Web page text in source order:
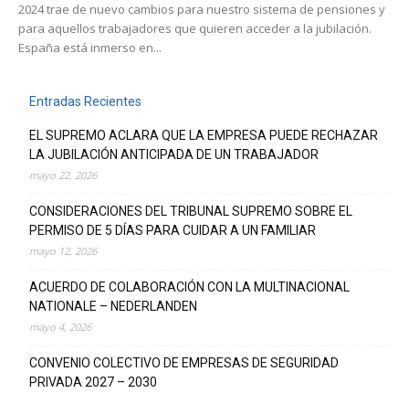
2024 trae de nuevo cambios para nuestro sistema de pensiones y
para aquellos trabajadores que quieren acceder a la jubilación.
España está inmerso en...
Entradas Recientes
EL SUPREMO ACLARA QUE LA EMPRESA PUEDE RECHAZAR
LA JUBILACIÓN ANTICIPADA DE UN TRABAJADOR
mayo 22, 2026
CONSIDERACIONES DEL TRIBUNAL SUPREMO SOBRE EL
PERMISO DE 5 DÍAS PARA CUIDAR A UN FAMILIAR
mayo 12, 2026
ACUERDO DE COLABORACIÓN CON LA MULTINACIONAL
NATIONALE – NEDERLANDEN
mayo 4, 2026
CONVENIO COLECTIVO DE EMPRESAS DE SEGURIDAD
PRIVADA 2027 – 2030